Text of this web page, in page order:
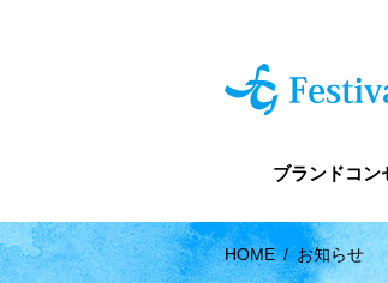
ブランドコン
HOME / お知らせ